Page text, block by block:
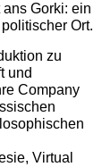
Gorki: ein
Ort.
zu
und
Company
Virtual